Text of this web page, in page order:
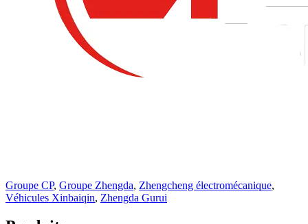
Groupe CP, Groupe Zhengda, Zhengcheng électromécanique,
Véhicules Xinbaiqin, Zhengda Gurui